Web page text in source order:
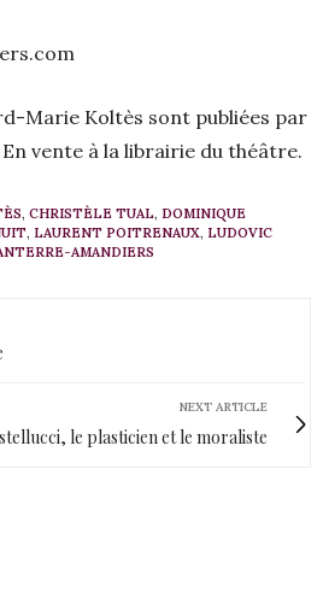
Marie Koltès sont publiées par
vente à la librairie du théâtre.
, CHRISTÈLE TUAL, DOMINIQUE
, LAURENT POITRENAUX, LUDOVIC
AMANDIERS
NEXT ARTICLE
le plasticien et le moraliste